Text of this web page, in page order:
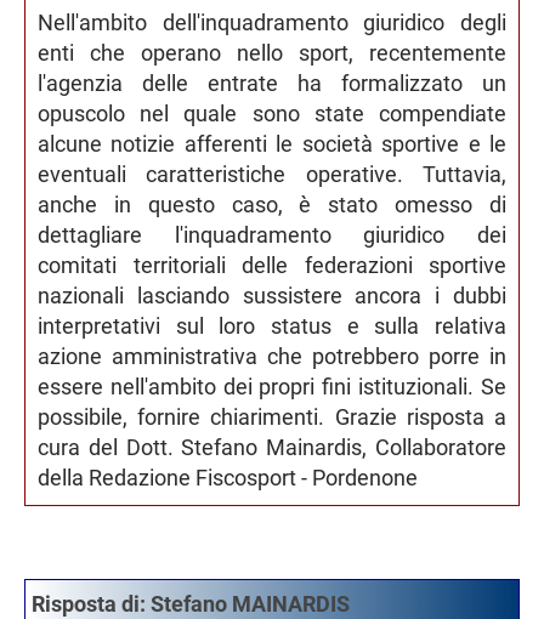
Nell'ambito dell'inquadramento giuridico degli
enti che operano nello sport, recentemente
l'agenzia delle entrate ha formalizzato un
opuscolo nel quale sono state compendiate
alcune notizie afferenti le società sportive e le
eventuali caratteristiche operative. Tuttavia,
anche in questo caso, è stato omesso di
dettagliare l'inquadramento giuridico dei
comitati territoriali delle federazioni sportive
nazionali lasciando sussistere ancora i dubbi
interpretativi sul loro status e sulla relativa
azione amministrativa che potrebbero porre in
essere nell'ambito dei propri fini istituzionali. Se
possibile, fornire chiarimenti. Grazie risposta a
cura del Dott. Stefano Mainardis, Collaboratore
della Redazione Fiscosport - Pordenone
Risposta di: Stefano MAINARDIS